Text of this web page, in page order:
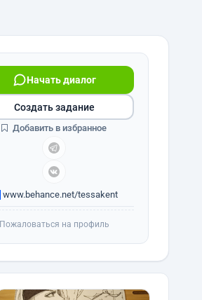
Начать диалог
www.behance.net/tessakent
Создать задание
Добавить в избранное
Пожаловаться на профиль